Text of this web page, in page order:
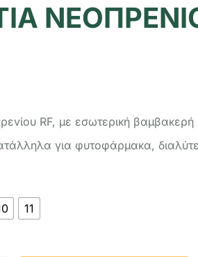
RF, µε εσωτερική βαμβακερή
για φυτoφάρµακα,
11